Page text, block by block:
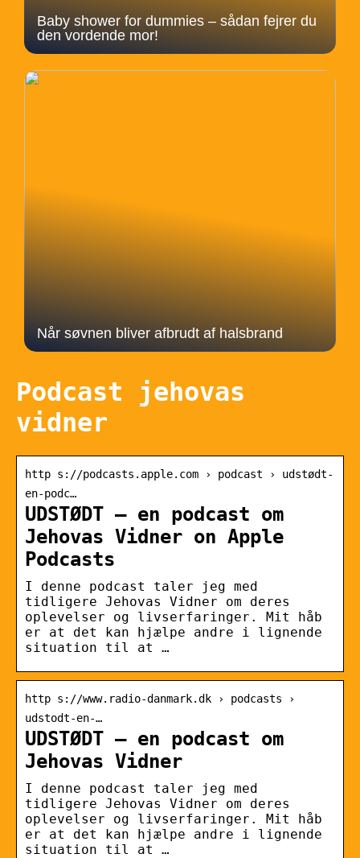
Baby shower for dummies – sådan fejrer du
den vordende mor!
Når søvnen bliver afbrudt af halsbrand
Podcast jehovas
vidner
http s://podcasts.apple.com › podcast › udstødt-
en-podc…
UDSTØDT – en podcast om
Jehovas Vidner on Apple
Podcasts
I denne podcast taler jeg med
tidligere Jehovas Vidner om deres
oplevelser og livserfaringer. Mit håb
er at det kan hjælpe andre i lignende
situation til at …
http s://www.radio-danmark.dk › podcasts ›
udstodt-en-…
UDSTØDT – en podcast om
Jehovas Vidner
I denne podcast taler jeg med
tidligere Jehovas Vidner om deres
oplevelser og livserfaringer. Mit håb
er at det kan hjælpe andre i lignende
situation til at …